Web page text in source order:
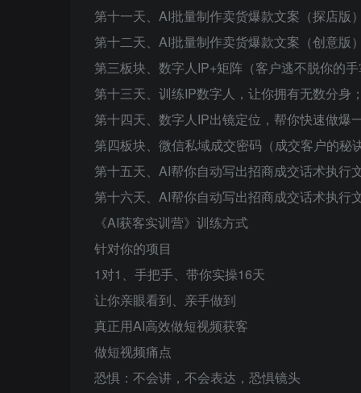
第十一天、AI批量制作卖货爆款文案（探店版）
第十二天、AI批量制作卖货爆款文案（创意版）
第三板块、数字人IP+矩阵（客户逃不脱你的手
第十三天、训练IP数字人，让你拥有无数分身；
第十四天、数字人IP出镜定位，帮你快速做爆
第四板块、微信私域成交密码（成交客户的秘诀
第十五天、AI帮你自动写出招商成交话术执行
第十六天、AI帮你自动写出招商成交话术执行
《AI获客实训营》训练方式
针对你的项目
1对1、手把手、带你实操16天
让你亲眼看到、亲手做到
真正用AI高效做短视频获客
做短视频痛点
恐惧：不会讲，不会表达，恐惧镜头